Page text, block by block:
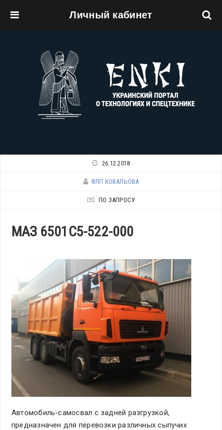
Личный кабинет
26.12.2018
ФЛП КОВАЛЬОВА
ПО ЗАПРОСУ
МАЗ 6501С5-522-000
Автомобиль-самосвал с задней разгрузкой,
предназначен для перевозки различных сыпучих